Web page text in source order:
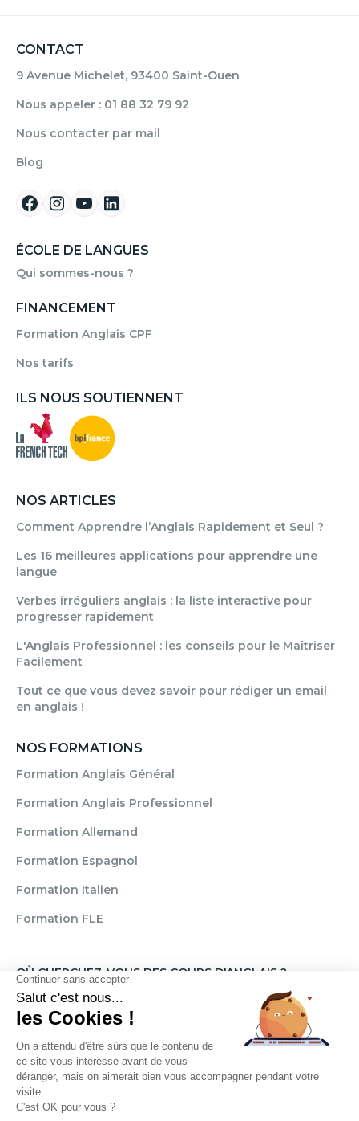
CONTACT
9 Avenue Michelet, 93400 Saint-Ouen
Nous appeler : 01 88 32 79 92
Nous contacter par mail
Blog
ÉCOLE DE LANGUES
Qui sommes-nous ?
FINANCEMENT
Formation Anglais CPF
Nos tarifs
ILS NOUS SOUTIENNENT
NOS ARTICLES
Comment Apprendre l’Anglais Rapidement et Seul ?
Les 16 meilleures applications pour apprendre une
langue
Verbes irréguliers anglais : la liste interactive pour
progresser rapidement
L'Anglais Professionnel : les conseils pour le Maîtriser
Facilement
Tout ce que vous devez savoir pour rédiger un email
en anglais !
NOS FORMATIONS
Formation Anglais Général
Formation Anglais Professionnel
Formation Allemand
Formation Espagnol
Formation Italien
Formation FLE
OÙ CHERCHEZ-VOUS DES COURS D'ANGLAIS ?
ParisMarseilleLille Grenoble
Angers
NarbonneRouenAix-en-Provence Montpellier
Lyon
ToulouseNiceRennesNantesBrignais
Brest